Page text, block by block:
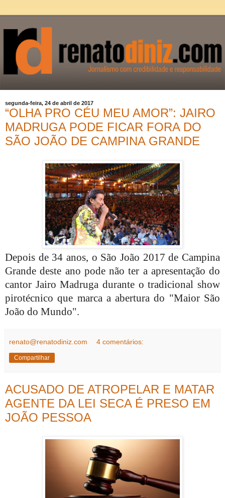
segunda-feira, 24 de abril de 2017
“OLHA PRO CÉU MEU AMOR”: JAIRO
MADRUGA PODE FICAR FORA DO
SÃO JOÃO DE CAMPINA GRANDE
Depois de 34 anos, o São João 2017 de Campina
Grande deste ano pode não ter a apresentação do
cantor Jairo Madruga durante o tradicional show
pirotécnico que marca a abertura do "Maior São
João do Mundo".
renato@renatodiniz.com 4 comentários:
Compartilhar
ACUSADO DE ATROPELAR E MATAR
AGENTE DA LEI SECA É PRESO EM
JOÃO PESSOA